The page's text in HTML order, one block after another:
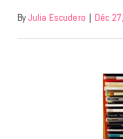
By Julia Escudero | Déc